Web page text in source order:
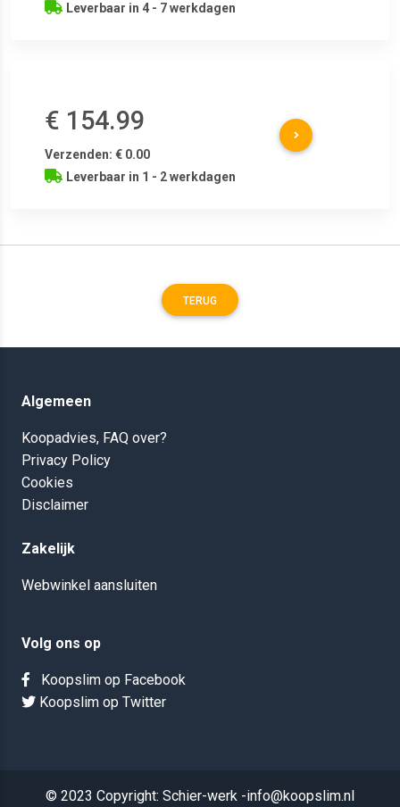
Leverbaar in 4 - 7 werkdagen
€ 154.99
Verzenden: € 0.00
Leverbaar in 1 - 2 werkdagen
TERUG
Algemeen
Koopadvies, FAQ over?
Privacy Policy
Cookies
Disclaimer
Zakelijk
Webwinkel aansluiten
Volg ons op
Koopslim op Facebook
Koopslim op Twitter
© 2023 Copyright: Schier-werk -info@koopslim.nl